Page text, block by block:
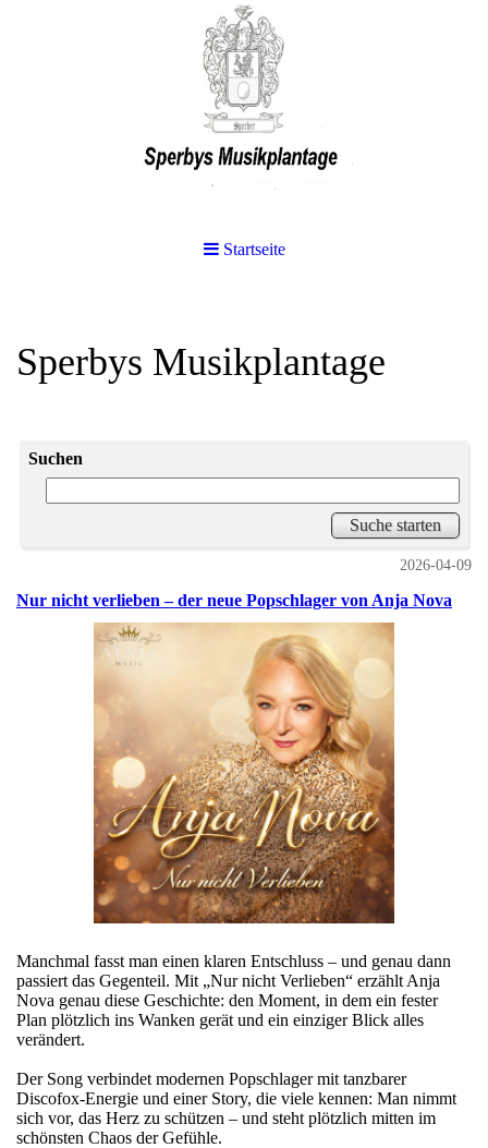
Startseite
Sperbys Musikplantage
Suchen
2026-04-09
Nur nicht verlieben – der neue Popschlager von Anja Nova
Manchmal fasst man einen klaren Entschluss – und genau dann
passiert das Gegenteil. Mit „Nur nicht Verlieben“ erzählt Anja
Nova genau diese Geschichte: den Moment, in dem ein fester
Plan plötzlich ins Wanken gerät und ein einziger Blick alles
verändert.
Der Song verbindet modernen Popschlager mit tanzbarer
Discofox-Energie und einer Story, die viele kennen: Man nimmt
sich vor, das Herz zu schützen – und steht plötzlich mitten im
schönsten Chaos der Gefühle.